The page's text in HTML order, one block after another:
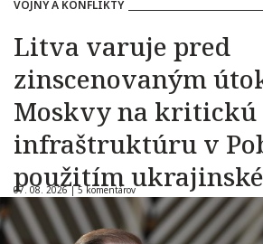
VOJNY A KONFLIKTY
Litva varuje pred
zinscenovaným
Moskvy na kritickú
infraštruktúru v
použitím
07. 08. 2026 |5 komentárov